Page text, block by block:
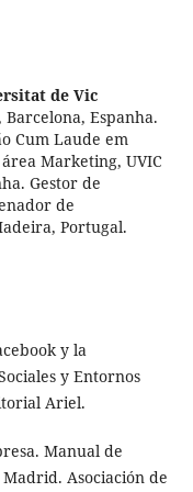
de Vic
Espanha.
Cum Laude em
Marketing, UVIC
Gestor de
de
Portugal.
y la
y Entornos
Ariel.
Manual de
Asociación de